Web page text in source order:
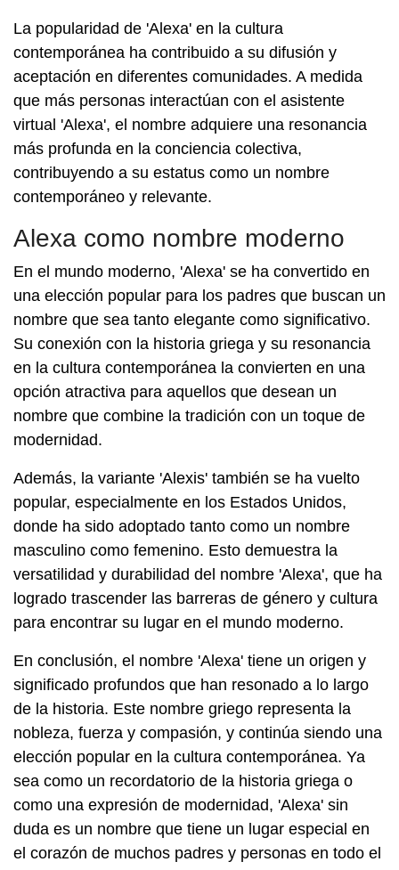
La popularidad de 'Alexa' en la cultura
contemporánea ha contribuido a su difusión y
aceptación en diferentes comunidades. A medida
que más personas interactúan con el asistente
virtual 'Alexa', el nombre adquiere una resonancia
más profunda en la conciencia colectiva,
contribuyendo a su estatus como un nombre
contemporáneo y relevante.
Alexa como nombre moderno
En el mundo moderno, 'Alexa' se ha convertido en
una elección popular para los padres que buscan un
nombre que sea tanto elegante como significativo.
Su conexión con la historia griega y su resonancia
en la cultura contemporánea la convierten en una
opción atractiva para aquellos que desean un
nombre que combine la tradición con un toque de
modernidad.
Además, la variante 'Alexis' también se ha vuelto
popular, especialmente en los Estados Unidos,
donde ha sido adoptado tanto como un nombre
masculino como femenino. Esto demuestra la
versatilidad y durabilidad del nombre 'Alexa', que ha
logrado trascender las barreras de género y cultura
para encontrar su lugar en el mundo moderno.
En conclusión, el nombre 'Alexa' tiene un origen y
significado profundos que han resonado a lo largo
de la historia. Este nombre griego representa la
nobleza, fuerza y compasión, y continúa siendo una
elección popular en la cultura contemporánea. Ya
sea como un recordatorio de la historia griega o
como una expresión de modernidad, 'Alexa' sin
duda es un nombre que tiene un lugar especial en
el corazón de muchos padres y personas en todo el